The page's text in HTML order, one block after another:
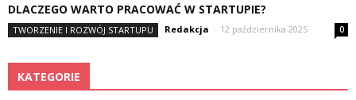
DLACZEGO WARTO PRACOWAĆ W STARTUPIE?
TWORZENIE I ROZWÓJ STARTUPU Redakcja - 12 października 2025 0
KATEGORIE